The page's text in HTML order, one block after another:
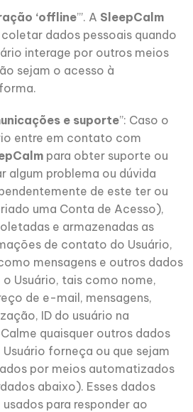
‘offline’”. A SleepCalm
dados pessoais quando
interage por outros meios
sejam o acesso à
e suporte”: Caso o
entre em contato com
para obter suporte ou
algum problema ou dúvida
de este ter ou
uma Conta de Acesso),
e armazenadas as
de contato do Usuário,
mensagens e outros dados
o Usuário, tais como nome,
de e-mail, mensagens,
ID do usuário na
quaisquer outros dados
Usuário forneça ou que sejam
por meios automatizados
abaixo). Esses dados
usados para responder ao